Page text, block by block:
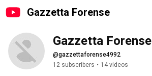
Gazzetta Forense
Gazzetta Forense
@gazzettaforense4992
12 subscribers • 14 videos